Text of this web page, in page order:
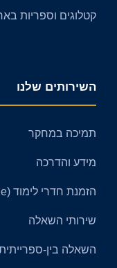
קטלוגים וספריות
השירותים שלנו
תמיכה במחקר
מידע והדרכה
הזמנת חדרי לימוד (BookMe)
שירותי השאלה
השאלה בין-